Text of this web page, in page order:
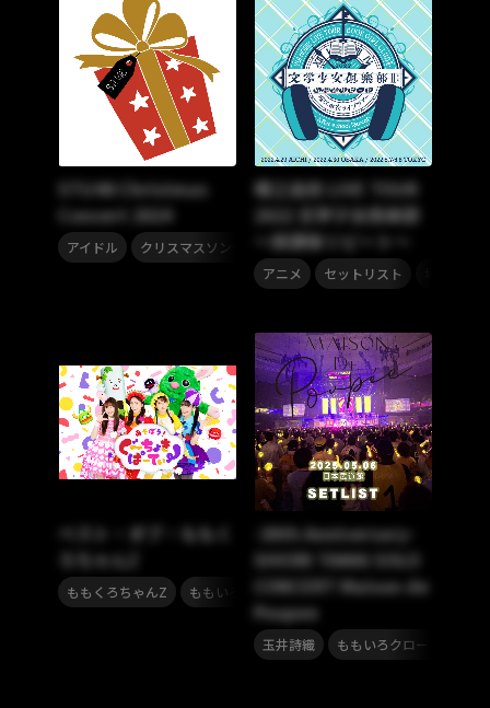
STU48 Christmas
Concert 2024
アイドル クリスマスソング STU48 ,
堀江由衣 LIVE TOUR
2022 文学少女倶楽部
～放課後リピート～
アニメ セットリスト
ベスト・オブ・ももく
ろちゃんZ
ももくろちゃんZ ももいろクローバーZ
-30th Anniversary-
SHIORI TAMAI SOLO
CONCERT Maison de
Poupee
玉井詩織 ももいろクローバーZ